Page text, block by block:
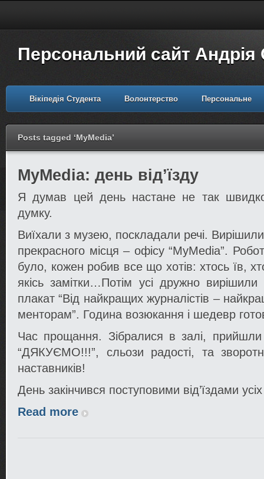
Персональний сайт Андрія
Вікіпедія Студента Волонтерство Персональне
Posts tagged ‘MyMedia’
MyMedia: день від’їзду
Я думав цей день настане не так
думку.
Виїхали з музею, поскладали речі.
прекрасного місця – офісу “MyMedia”.
було, кожен робив все що хотів: хтось їв,
якісь замітки…Потім усі дружно
плакат “Від найкращих журналістів –
менторам”. Година возюкання і шедевр
Час прощання. Зібралися в залі,
“ДЯКУЄМО!!!”, сльози радості, та
наставників!
День закінчився поступовими від’їздами
Read more